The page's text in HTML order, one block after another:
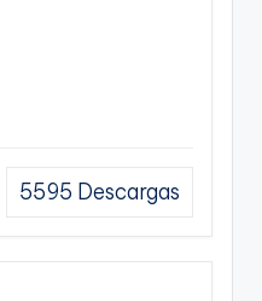
5595 Descargas